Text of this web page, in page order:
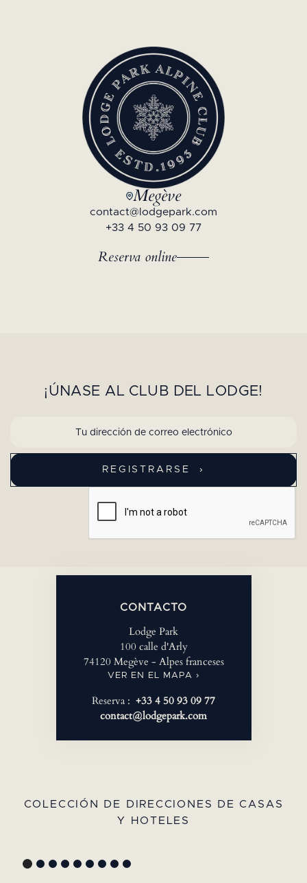
Megève
contact@lodgepark.com
+33 4 50 93 09 77
Reserva online
¡ÚNASE AL CLUB DEL LODGE!
CONTACTO
Lodge Park
100 calle d'Arly
74120 Megève - Alpes franceses
VER EN EL MAPA ›
Reserva : +33 4 50 93 09 77
contact@lodgepark.com
COLECCIÓN DE DIRECCIONES DE CASAS
Y HOTELES